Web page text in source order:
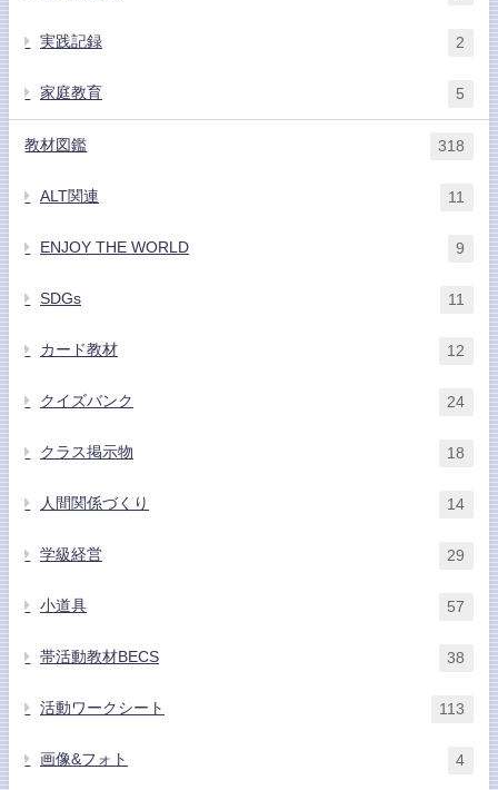
実践記録 2
家庭教育 5
教材図鑑 318
ALT関連 11
ENJOY THE WORLD 9
SDGs 11
カード教材 12
クイズバンク 24
クラス掲示物 18
人間関係づくり 14
学級経営 29
小道具 57
帯活動教材BECS 38
活動ワークシート 113
画像&フォト 4